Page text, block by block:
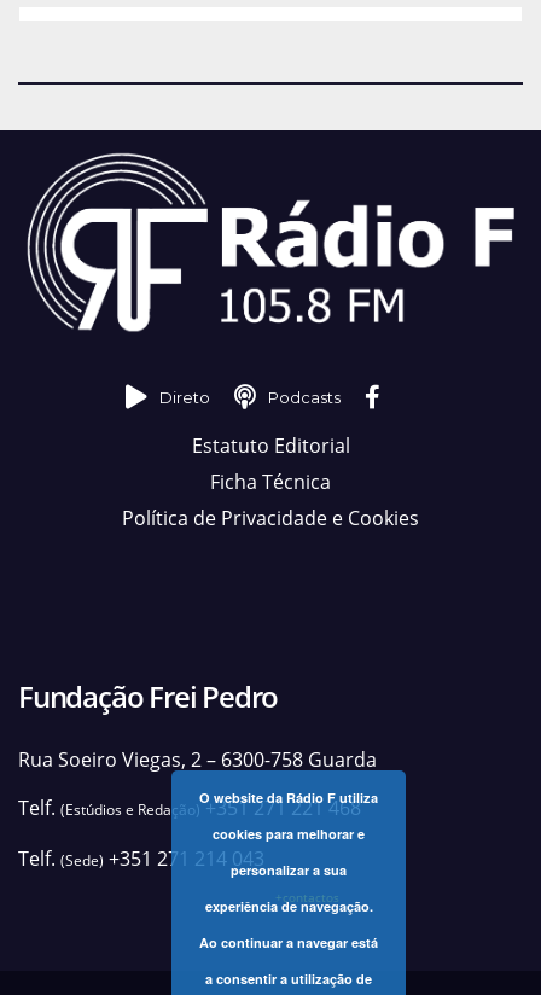
Direto Podcasts
Estatuto Editorial
Ficha Técnica
Política de Privacidade e Cookies
Fundação Frei Pedro
Rua Soeiro Viegas, 2 – 6300-758 Guarda
Telf. (Estúdios e Redação)+351 271 221 468
Telf. (Sede) +351 271 214 043
+contactos
O website da Rádio F utiliza
cookies para melhorar e
personalizar a sua
experiência de navegação.
Ao continuar a navegar está
a consentir a utilização de